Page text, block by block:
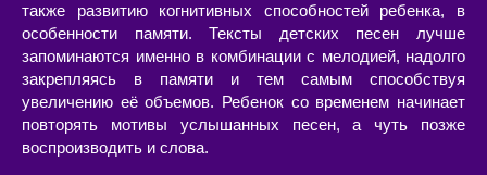
также развитию когнитивных способностей ребенка, в
особенности памяти. Тексты детских песен лучше
запоминаются именно в комбинации с мелодией, надолго
закрепляясь в памяти и тем самым способствуя
увеличению её объемов. Ребенок со временем начинает
повторять мотивы услышанных песен, а чуть позже
воспроизводить и слова.